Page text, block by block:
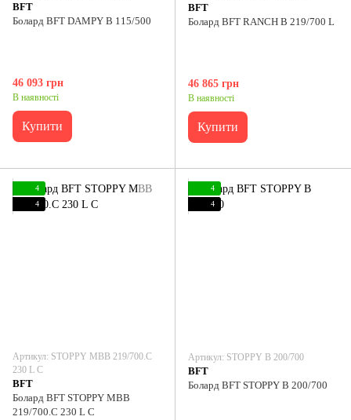
BFT
Болард BFT DAMPY B 115/500
46 093 грн
В наявності
Купити
BFT
Болард BFT RANCH B 219/700 L
46 865 грн
В наявності
Купити
4
4
Артикул: STOPPY MBB 219/700.C
230 L C
BFT
Болард BFT STOPPY MBB
219/700.C 230 L C
4
4
Артикул: STOPPY B 200/700
BFT
Болард BFT STOPPY B 200/700